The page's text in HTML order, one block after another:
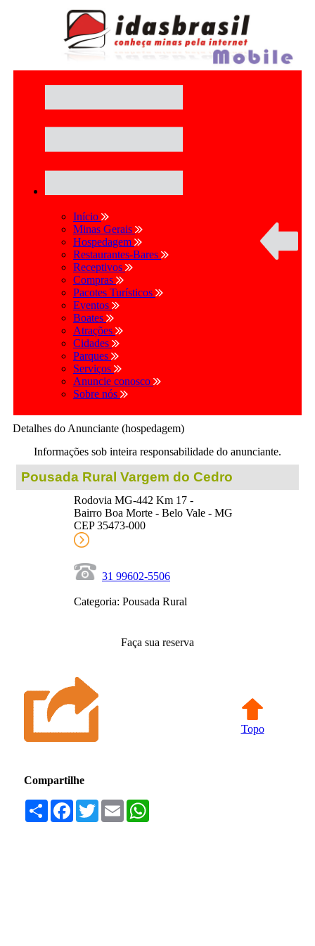
Início
Minas Gerais
Hospedagem
Restaurantes-Bares
Receptivos
Compras
Pacotes Turísticos
Eventos
Boates
Atrações
Cidades
Parques
Serviços
Anuncie conosco
Sobre nós
Detalhes do Anunciante (hospedagem)
Informações sob inteira responsabilidade do anunciante.
Pousada Rural Vargem do Cedro
Rodovia MG-442 Km 17 -
Bairro Boa Morte - Belo Vale - MG
CEP 35473-000
31 99602-5506
Categoria: Pousada Rural
Faça sua reserva
Topo
Compartilhe
Compartilhar
Facebook
TwitterEmail